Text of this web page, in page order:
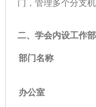
门，管理多个分支
二、 学会内设工作
部门名称
办公室